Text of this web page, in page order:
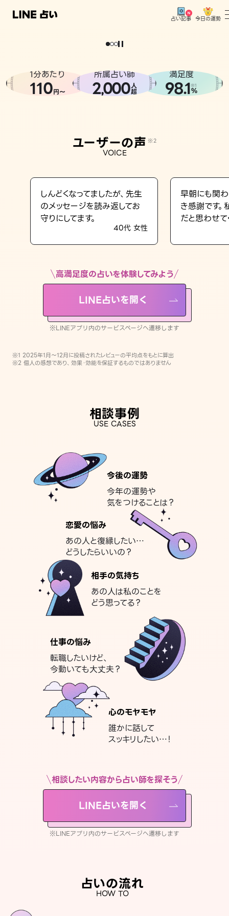
占い記事 今日の運勢
相談事例
LINE占いを開く
※LINEアプリ内のサービスページへ遷移します
どうせなら
。
1分あたり
110円〜
所属占い師
2,000人
超
満足度
98.1※1
%
ユーザーの声 ※2
VOICE
しんどくなってましたが、先生
のメッセージを読み返してお
守りにしてます。
40代 女性
早朝にも関
き感謝です
だと思わせて
高満足度の占いを体験してみよう
LINE占いを開く
※LINEアプリ内のサービスページへ遷移します
※1 2025年1月〜12月に投稿されたレビューの平均点をもとに算出
※2 個人の感想であり、効果・効能を保証するものではありません
相談事例
USE CASES
今後の運勢
今年の運勢や
気をつけることは？
恋愛の悩み
あの人と復縁したい…
どうしたらいいの？
相手の気持ち
あの人は私のことを
どう思ってる？
仕事の悩み
転職したいけど、
今動いても大丈夫？
心のモヤモヤ
誰かに話して
スッキリしたい…！
相談したい内容から占い師を探そう
LINE占いを開く
※LINEアプリ内のサービスページへ遷移します
占いの流れ
HOW TO